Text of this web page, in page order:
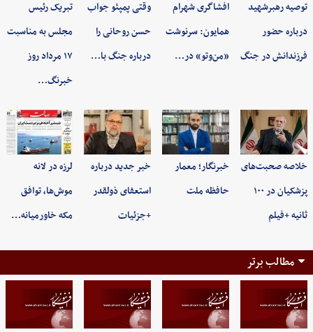
توصیه رهبرشهید
درباره حضور
فرزندانش در جنگ
افشاگری شهرام
همایون: سرنوشت
«من‌وتو» در…
وقتی پمپئو جواب
حسن روحانی را
درباره جنگ با…
تبریک رئیس
مجلس به مناسبت
۱۷ مرداد روز
خبرنگ…
خلاصه صحبت‌های
پزشکیان در ۱۰۰
ثانیه +فیلم
خبرنگار؛ معمار
حافظه ملت
خبر جدید درباره
استعفای ذولقدر
+جزئیات
لرزه در لانه
موش‌ها، توافق
مکه خاورمیانه…
مطالب برتر